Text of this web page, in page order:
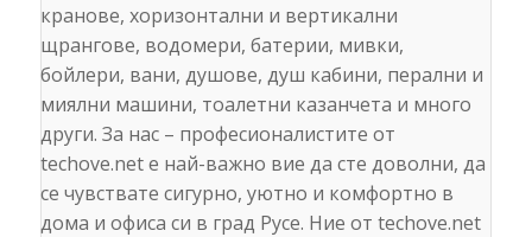
кранове, хоризонтални и вертикални
щрангове, водомери, батерии, мивки,
бойлери, вани, душове, душ кабини, перални и
миялни машини, тоалетни казанчета и много
други. За нас – професионалистите от
techove.net е най-важно вие да сте доволни, да
се чувствате сигурно, уютно и комфортно в
дома и офиса си в град Русе. Ние от techove.net